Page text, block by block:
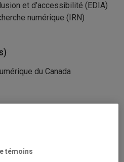
et d’accessibilité (EDIA)
numérique (IRN)
du Canada
témoins